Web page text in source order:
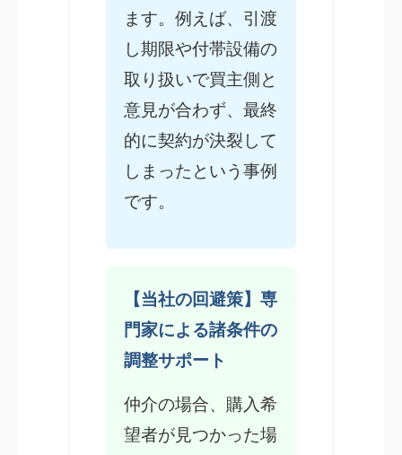
ます。例えば、引渡
し期限や付帯設備の
取り扱いで買主側と
意見が合わず、最終
的に契約が決裂して
しまったという事例
です。
【当社の回避策】専
門家による諸条件の
調整サポート
仲介の場合、購入希
望者が見つかった場